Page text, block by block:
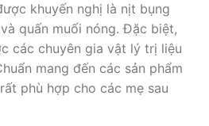
khuyến nghị là nịt bụng
quấn muối nóng. Đặc biệt,
các chuyên gia vật lý trị liệu
mang đến các sản phẩm
phù hợp cho các mẹ sau